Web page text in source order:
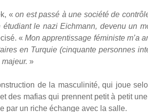
«on est pas­sé à une socié­té de
le nazi Eich­mann, deve­nu un
«Mon appren­tis­sage fémi­niste m’a
en Tur­quie (cin­quante per­sonnes
»
de la mas­cu­li­ni­té, qui joue
des mafias qui prennent petit à petit
par un riche échange avec la salle.